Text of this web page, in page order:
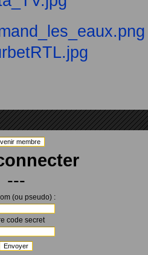
membre
---
(ou pseudo) :
code secret
Envoyer